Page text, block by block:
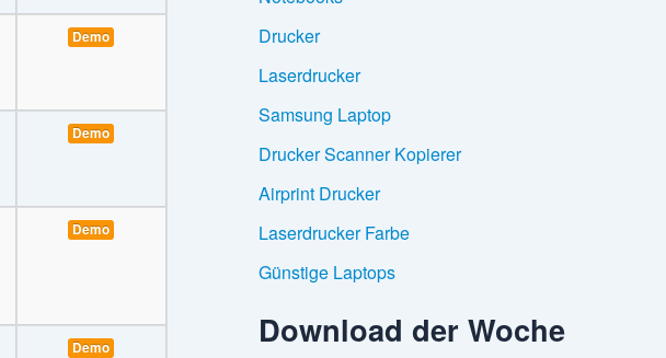
Demo
Demo
Demo
Demo
Drucker
Laserdrucker
Samsung Laptop
Drucker Scanner Kopierer
Airprint Drucker
Laserdrucker Farbe
Günstige Laptops
Download der Woche